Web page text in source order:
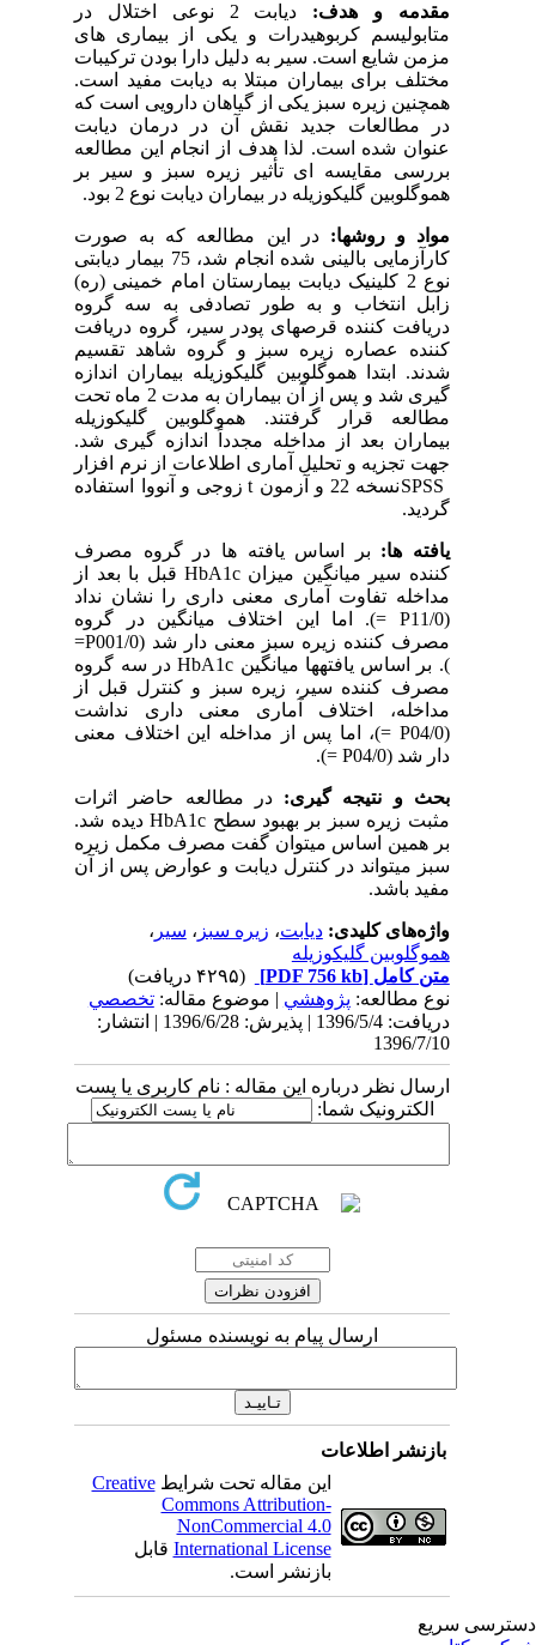
مقدمه و هدف:
دیابت 2 نوعی اختلال در
متابولیسم کربوهیدرات و یکی از بیماری های
مزمن شایع است. سیر به دلیل دارا بودن ترکیبات
مختلف برای بیماران مبتلا به دیابت مفید است.
همچنین زیره سبز یکی از گیاهان دارویی است که
در مطالعات جدید نقش آن در درمان دیابت
عنوان شده است. لذا هدف از انجام این مطالعه
بررسی مقایسه ای تأثیر زیره سبز و سیر بر
هموگلوبین گلیکوزیله در بیماران دیابت نوع 2 بود.
مواد و روش­ها:در این مطالعه که به صورت
کارآزمایی بالینی شده انجام شد، 75 بیمار دیابتی
نوع 2 کلینیک دیابت بیمارستان امام خمینی (ره)
زابل انتخاب و به طور تصادفی به سه گروه
دریافت کننده قرص­های پودر سیر، گروه دریافت
کننده عصاره زیره سبز و گروه شاهد تقسیم
شدند. ابتدا هموگلوبین گلیکوزیله بیماران اندازه
گیری شد و پس از آن بیماران به مدت 2 ماه تحت
مطالعه قرار گرفتند. هموگلوبین گلیکوزیله
بیماران بعد از مداخله مجدداً اندازه گیری شد.
جهت تجزیه و تحلیل آماری اطلاعات از نرم افزار
SPSSنسخه 22 و آزمون t زوجی و آنووا استفاده
گردید.
یافته ها:بر اساس یافته ها در گروه مصرف
کننده سیر میانگین میزانHbA1cقبل با بعد از
مداخله تفاوت آماری معنی داری را نشان نداد
P
= ). اما این اختلاف میانگین در گروه
مصرف کننده زیره سبز معنی دار شد (001/0
P
=
). بر اساس یافته­ها میانگینHbA1cدر سه گروه
مصرف کننده سیر، زیره سبز و کنترل قبل از
مداخله، اختلاف آماری معنی داری نداشت
P
= )، اما پس از مداخله این اختلاف معنی
دار شد (04/0
P
=
).
بحث و نتیجه گیری:در مطالعه حاضر اثرات
مثبت زیره سبز بر بهبود سطحHbA1cدیده شد.
بر همین اساس می­توان گفت مصرف مکمل زیره
سبز می­تواند در کنترل دیابت و عوارض پس از آن
مفید باشد.
واژه‌های کلیدی:دیابت،زیره سبز، سیر،
هموگلوبین گلیکوزیله
متن کامل[PDF 756 kb]
نوع مطالعه:پژوهشي| موضوع مقاله:تخصصي
دریافت: 1396/5/4 | پذیرش: 1396/6/28 | انتشار:
1396/7/10
ارسال نظر درباره این مقاله : نام کاربری یا پست
الکترونیک شما:
ارسال پیام به نویسنده مسئول
بازنشر اطلاعات
این مقاله تحت شرایطCreative
Commons Attribution-
NonCommercial 4.0
International Licenseقابل
بازنشر است.
سریع